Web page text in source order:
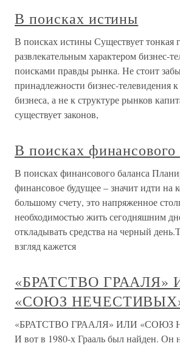
В поисках истины
В поисках истины Существует тонкая
развлекательным характером бизнес-
поисками правды рынка. Не стоит
принадлежности бизнес-телевидения
бизнеса, а не к структуре рынков
существует законов,
В поисках финансового
В поисках финансового баланса
финансовое будущее – значит идти на
большому счету, это напряженное
необходимостью жить сегодняшним
откладывать средства на черный
взгляд кажется
«БРАТСТВО ГРААЛЯ»
«СОЮЗ
«БРАТСТВО ГРААЛЯ» ИЛИ «СОЮЗ
И вот в 1980-х Грааль был найден. Он